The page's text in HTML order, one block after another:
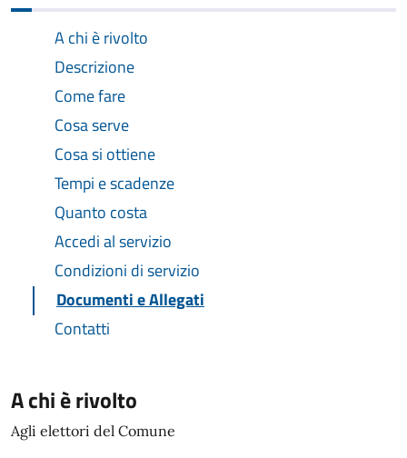
A chi è rivolto
Descrizione
Come fare
Cosa serve
Cosa si ottiene
Tempi e scadenze
Quanto costa
Accedi al servizio
Condizioni di servizio
Documenti e Allegati
Contatti
A chi è rivolto
Agli elettori del Comune